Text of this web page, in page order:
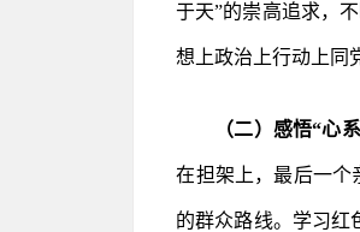
于天”的崇高追求，
想上政治上行动上同
（二）感悟“心
在担架上，最后一个
的群众路线。学习红